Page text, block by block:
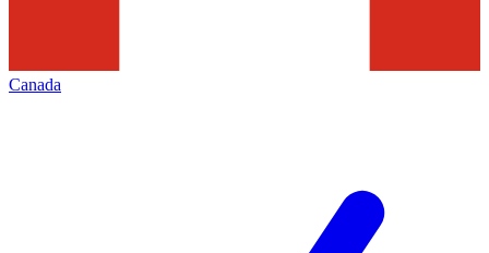
Canada